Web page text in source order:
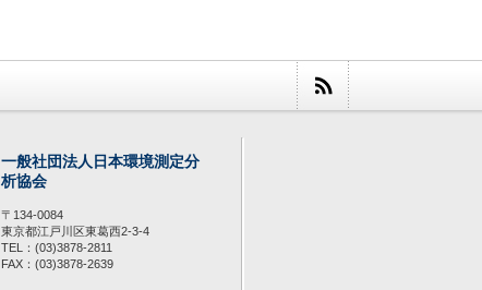
一般社団法人日本環境測定分
析協会
〒134-0084
東京都江戸川区東葛西2-3-4
TEL：(03)3878-2811
FAX：(03)3878-2639